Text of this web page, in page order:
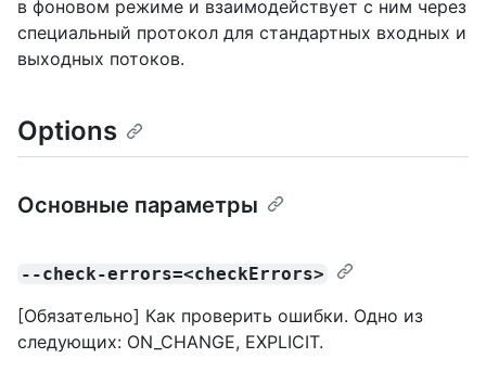
в фоновом режиме и взаимодействует с ним через
специальный протокол для стандартных входных и
выходных потоков.
Options
Основные параметры
--check-errors=<checkErrors>
[Обязательно] Как проверить ошибки. Одно из
следующих: ON_CHANGE, EXPLICIT.